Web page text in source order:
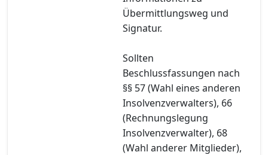
Übermittlungsweg und
Signatur.
Sollten
Beschlussfassungen nach
§§ 57 (Wahl eines anderen
Insolvenzverwalters), 66
(Rechnungslegung
Insolvenzverwalter), 68
(Wahl anderer Mitglieder),